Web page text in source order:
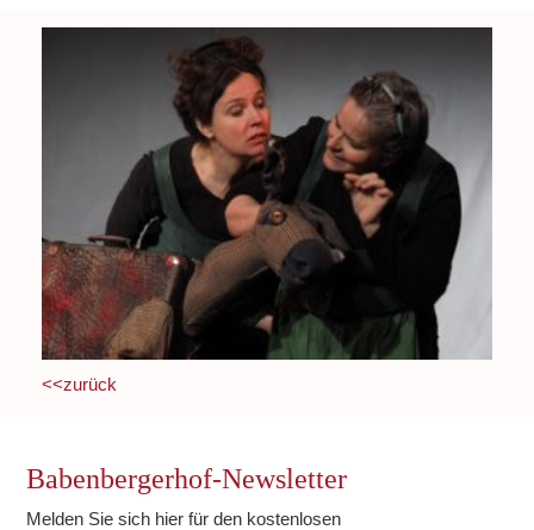
<<zurück
Babenbergerhof-Newsletter
Melden Sie sich hier für den kostenlosen